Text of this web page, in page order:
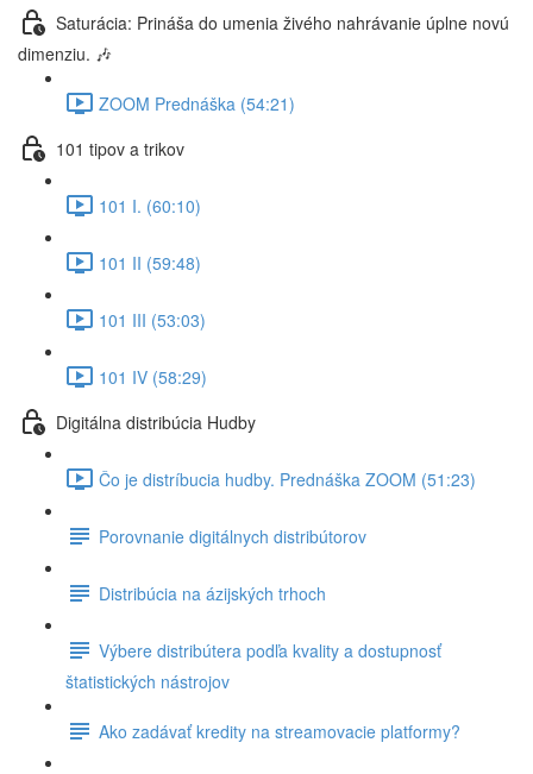
Saturácia: Prináša do umenia živého nahrávanie úplne novú
dimenziu. 🎶
ZOOM Prednáška (54:21)
101 tipov a trikov
101 I. (60:10)
101 II (59:48)
101 III (53:03)
101 IV (58:29)
Digitálna distribúcia Hudby
Čo je distríbucia hudby. Prednáška ZOOM (51:23)
Porovnanie digitálnych distribútorov
Distribúcia na ázijských trhoch
Výbere distribútera podľa kvality a dostupnosť
štatistických nástrojov
Ako zadávať kredity na streamovacie platformy?